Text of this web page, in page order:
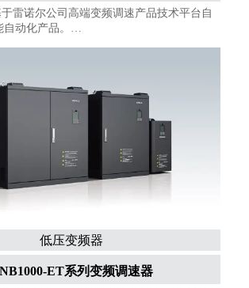
雷诺尔公司高端变频调速产品技术平台自
动化产品。
低压变频器
ET系列变频调速器